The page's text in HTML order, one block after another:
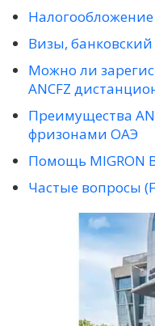
Налогообложение
Визы, банковский
Можно ли
ANCFZ
Преимущества
фризонами ОАЭ
Помощь MIGRON
Частые вопросы